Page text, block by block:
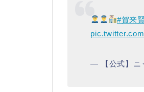
#賀来
— 【公式】ニ